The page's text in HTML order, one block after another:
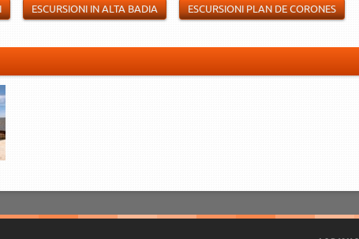
ESCURSIONI IN ALTA BADIA ESCURSIONI PLAN DE CORONES